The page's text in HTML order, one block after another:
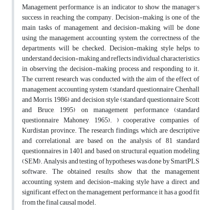
Management performance is an indicator to show the manager's
success in reaching the company. Decision-making is one of the
main tasks of management, and decision-making will be done
using the management accounting system, the correctness of the
departments will be checked. Decision-making style helps to
understand decision-making and reflects individual characteristics
in observing the decision-making process and responding to it.
The current research was conducted with the aim of the effect of
management accounting system (standard questionnaire Chenhall
and Morris, 1986) and decision style (standard questionnaire Scott
and Bruce, 1995) on management performance (standard
questionnaire Mahoney, 1965). ) cooperative companies of
Kurdistan province. The research findings, which are descriptive
and correlational, are based on the analysis of 81 standard
questionnaires in 1401 and based on structural equation modeling
(SEM). Analysis and testing of hypotheses was done by SmartPLS
software. The obtained results show that the management
accounting system and decision-making style have a direct and
significant effect on the management performance, it has a good fit
from the final causal model.